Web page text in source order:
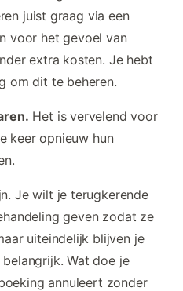
juist graag via een
voor het gevoel van
extra kosten. Je hebt
om dit te beheren.
Het is vervelend voor
keer opnieuw hun
Je wilt je terugkerende
geven zodat ze
uiteindelijk blijven je
Wat doe je
annuleert zonder